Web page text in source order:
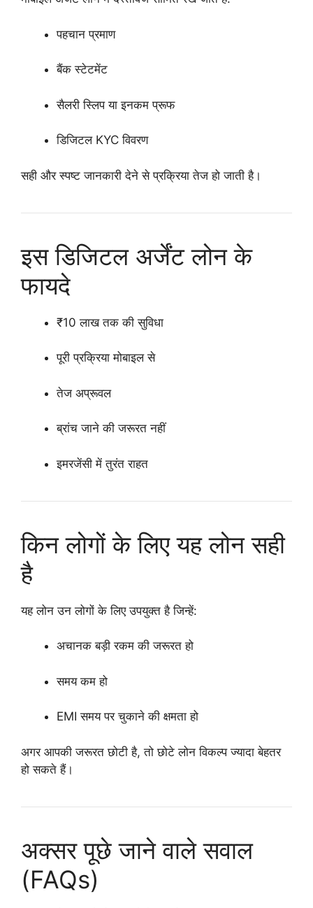
पहचान प्रमाण
बैंक स्टेटमेंट
सैलरी स्लिप या इनकम प्रूफ
डिजिटल KYC विवरण
सही और स्पष्ट जानकारी देने से प्रक्रिया तेज हो जाती है।
इस डिजिटल अर्जेंट लोन के
फायदे
₹10 लाख तक की सुविधा
पूरी प्रक्रिया मोबाइल से
तेज अप्रूवल
ब्रांच जाने की जरूरत नहीं
इमरजेंसी में तुरंत राहत
किन लोगों के लिए यह लोन सही
है
यह लोन उन लोगों के लिए उपयुक्त है जिन्हें:
अचानक बड़ी रकम की जरूरत हो
समय कम हो
EMI समय पर चुकाने की क्षमता हो
अगर आपकी जरूरत छोटी है, तो छोटे लोन विकल्प ज्यादा बेहतर
हो सकते हैं।
अक्सर पूछे जाने वाले सवाल
(FAQs)